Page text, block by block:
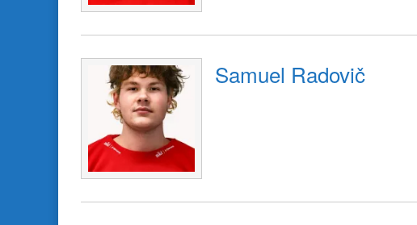
Samuel Radovič